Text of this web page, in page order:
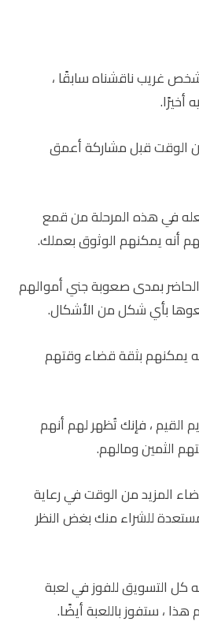
غريب ناقشناه سابقًا ،
أخيرًا.
الوقت قبل مشاركة أعمق
في هذه المرحلة من قمع
أنه يمكنهم الوثوق بعملك.
بمدى صعوبة جني أموالهم
بأي شكل من الأشكال.
يمكنهم بثقة قضاء وقتهم
القيم ، فإنك تُظهر لهم أنهم
الثمين ومالهم.
المزيد من الوقت في رعاية
للشراء منك بغض النظر
كل التسويق للفوز في لعبة
، ستفوز باللعبة أيضًا.